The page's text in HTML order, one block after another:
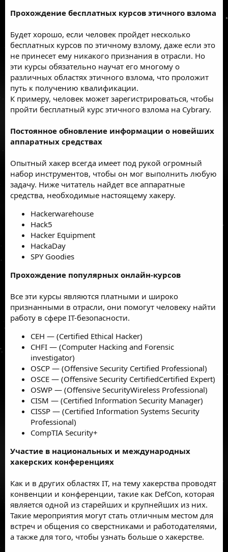
Прохождение бесплатных курсов этичного взлома
Будет хорошо, если человек пройдет несколько
бесплатных курсов по этичному взлому, даже если это
не принесет ему никакого признания в отрасли. Но
эти курсы обязательно научат его многому о
различных областях этичного взлома, что проложит
путь к получению квалификации.
К примеру, человек может зарегистрироваться, чтобы
пройти бесплатный курс этичного взлома на Cybrary.
Постоянное обновление информации о новейших
аппаратных средствах
Опытный хакер всегда имеет под рукой огромный
набор инструментов, чтобы он мог выполнить любую
задачу. Ниже читатель найдет все аппаратные
средства, необходимые настоящему хакеру.
Hackerwarehouse
Hack5
Hacker Equipment
HackaDay
SPY Goodies
Прохождение популярных онлайн-курсов
Все эти курсы являются платными и широко
признанными в отрасли, они помогут человеку найти
работу в сфере IТ-безопасности.
CEH — (Certified Ethical Hacker)
CHFI — (Computer Hacking and Forensic
investigator)
OSCP — (Offensive Security Certified Professional)
OSCE — (Offensive Security CertifiedCertified Expert)
OSWP — (Offensive SecurityWireless Professional)
CISM — (Certified Information Security Manager)
CISSP — (Certified Information Systems Security
Professional)
CompTIA Security+
Участие в национальных и международных
хакерских конференциях
Как и в других областях IТ, на тему хакерства проводят
конвенции и конференции, такие как DefCon, которая
является одной из старейших и крупнейших из них.
Такие мероприятия могут стать отличным местом для
встреч и общения со сверстниками и работодателями,
а также для того, чтобы узнать больше о хакерстве.